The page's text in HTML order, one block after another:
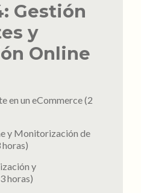
Gestión
y
Online
en un eCommerce (2
y Monitorización de
horas)
y
horas)